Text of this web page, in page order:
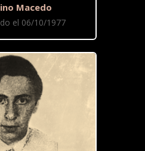
Macedo
el 06/10/1977